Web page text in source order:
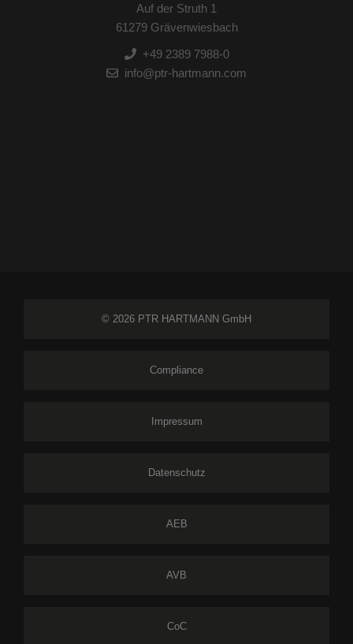
Auf der Struth 1
61279 Grävenwiesbach
+49 2389 7988-0
info@ptr-hartmann.com
© 2026 PTR HARTMANN GmbH
Compliance
Impressum
Datenschutz
AEB
AVB
CoC